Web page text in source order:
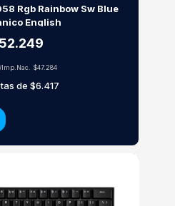
Rgb Rainbow Sw Blue
English
$47.284
de $6.417